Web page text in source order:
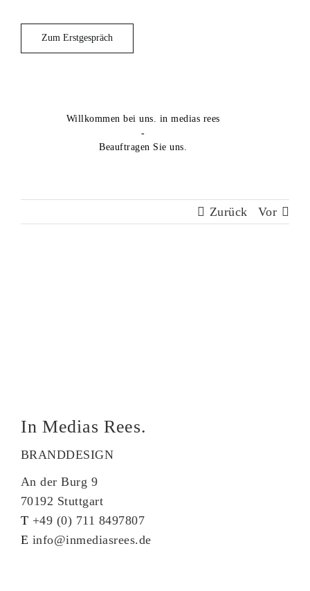
Zum Erstgespräch
Willkommen bei uns. in medias rees
-
Beauftragen Sie uns.
Zurück Vor
In Medias Rees.
BRANDDESIGN
An der Burg 9
70192 Stuttgart
T +49 (0) 711 8497807
E info@inmediasrees.de